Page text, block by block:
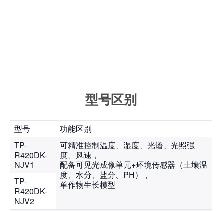
型号区别
型号
功能区别
TP-
R420DK-
NJV1
可精准控制温度、湿度、光谱、光照强
度、风速，
配备可见光成像单元+环境传感器（土壤温
度、水分、盐分、PH），
单作物生长模型
TP-
R420DK-
NJV2